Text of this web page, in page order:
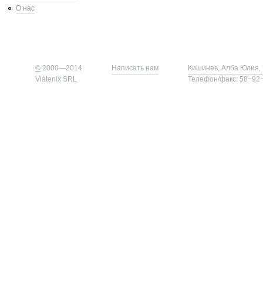
О нас
© 2000—2014
Vlatenix SRL
Написать нам
Кишинев, Алба Юлия,
Телефон/факс: